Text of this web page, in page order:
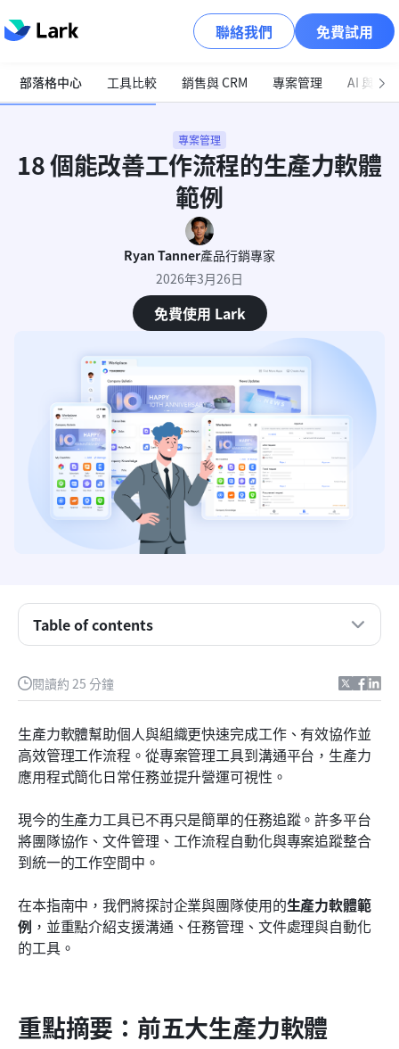
聯絡我們 免費試用
部落格中心 工具比較 銷售與 CRM 專案管理 AI 與自
專案管理
18 個能改善工作流程的生產力軟體
範例
Ryan Tanner產品行銷專家
2026年3月26日
免費使用 Lark
閱讀約 25 分鐘
生產力軟體幫助個人與組織更快速完成工作、有效協作並
高效管理工作流程。從專案管理工具到溝通平台，生產力
應用程式簡化日常任務並提升營運可視性。
現今的生產力工具已不再只是簡單的任務追蹤。許多平台
將團隊協作、文件管理、工作流程自動化與專案追蹤整合
到統一的工作空間中。
在本指南中，我們將探討企業與團隊使用的生產力軟體範
例 ，並重點介紹支援溝通、任務管理、文件處理與自動化
的工具。
重點摘要：前五大生產力軟體
Table of contents
重點摘要：前五大生產力軟體
一眼看五個生產力軟體範例
什麼是生產力軟體？
現代團隊的 18 個生產力軟體範例
生產力軟體如何提升職場效率
新興趨勢正在塑造生產力軟體平台
常見問題
相關閱讀